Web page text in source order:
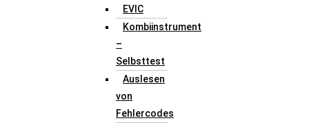
EVIC
Kombiinstrument
–
Selbsttest
Auslesen
von
Fehlercodes